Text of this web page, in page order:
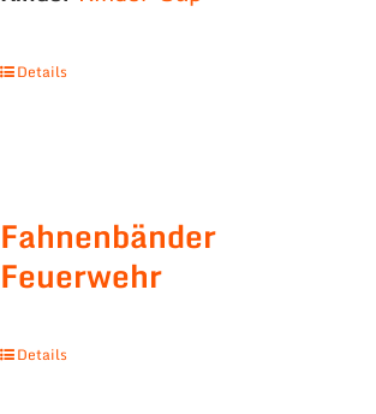
Details
Fahnenbänder
Feuerwehr
Details